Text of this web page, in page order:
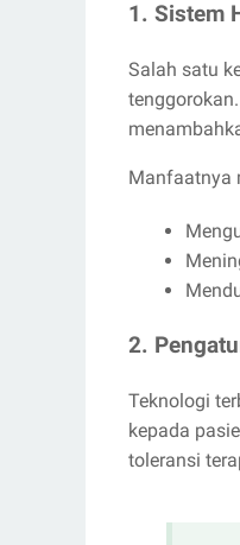
1. Sistem
Salah satu
Manfaatnya
2.
Teknologi
kepada
toleransi